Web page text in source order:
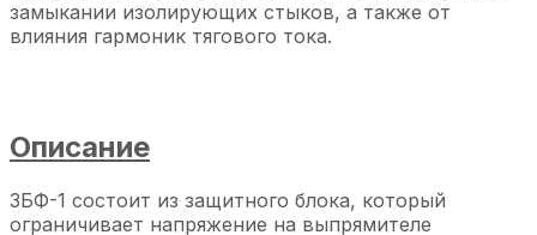
замыкании изолирующих стыков, а также от
влияния гармоник тягового тока.
Описание
ЗБФ-1 состоит из защитного блока, который
ограничивает напряжение на выпрямителе